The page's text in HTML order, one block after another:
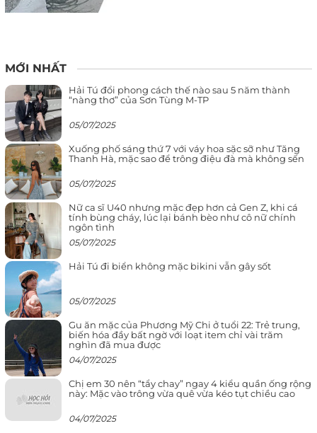
MỚI NHẤT
Hải Tú đổi phong cách thế nào sau 5 năm thành
“nàng thơ” của Sơn Tùng M-TP
05/07/2025
Xuống phố sáng thứ 7 với váy hoa sặc sỡ như Tăng
Thanh Hà, mặc sao để trông điệu đà mà không sến
05/07/2025
Nữ ca sĩ U40 nhưng mặc đẹp hơn cả Gen Z, khi cá
tính bùng cháy, lúc lại bánh bèo như cô nữ chính
ngôn tình
05/07/2025
Hải Tú đi biển không mặc bikini vẫn gây sốt
05/07/2025
Gu ăn mặc của Phương Mỹ Chi ở tuổi 22: Trẻ trung,
biến hóa đầy bất ngờ với loạt item chỉ vài trăm
nghìn đã mua được
04/07/2025
Chị em 30 nên “tẩy chay” ngay 4 kiểu quần ống rộng
này: Mặc vào trông vừa quê vừa kéo tụt chiều cao
04/07/2025